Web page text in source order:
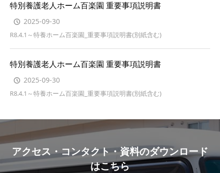
特別養護老人ホーム百楽園 重要事項説明書
2025-09-30
R8.4.1～特養ホーム百楽園_重要事項説明書(別紙含む)
特別養護老人ホーム百楽園 重要事項説明書
2025-09-30
R8.4.1～特養ホーム百楽園_重要事項説明書(別紙含む)
アクセス・コンタクト・資料のダウンロード
はこちら